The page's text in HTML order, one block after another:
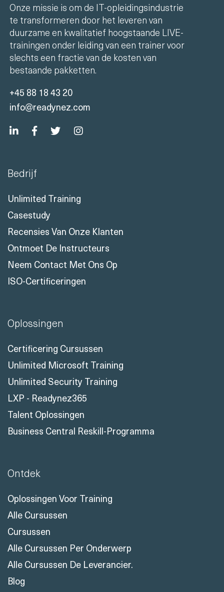
Onze missie is om de IT-opleidingsindustrie
te transformeren door het leveren van
duurzame en kwalitatief hoogstaande LIVE-
trainingen onder leiding van een trainer voor
slechts een fractie van de kosten van
bestaande pakketten.
+45 88 18 43 20
info@readynez.com
Bedrijf
Unlimited Training
Casestudy
Recensies Van Onze Klanten
Ontmoet De Instructeurs
Neem Contact Met Ons Op
ISO-Certificeringen
Oplossingen
Certificering Cursussen
Unlimited Microsoft Training
Unlimited Security Training
LXP - Readynez365
Talent Oplossingen
Business Central Reskill-Programma
Ontdek
Oplossingen Voor Training
Alle Cursussen
Cursussen
Alle Cursussen Per Onderwerp
Alle Cursussen De Leverancier.
Blog